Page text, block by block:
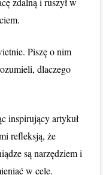
Piszę o nim
dlaczego
inspirujący artykuł
refleksją, że
są narzędziem i
w cele.